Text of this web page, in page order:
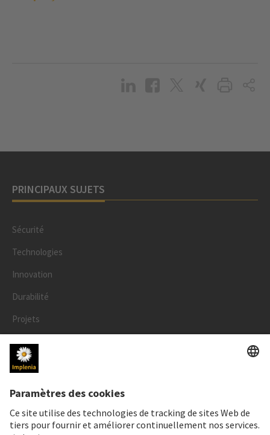
PRINCIPAUX SUJETS
Sécurité
Technologies
Innovation
Durabilité
Projets
Personnes
LÉGAL
Mentions légales
Données personnelles